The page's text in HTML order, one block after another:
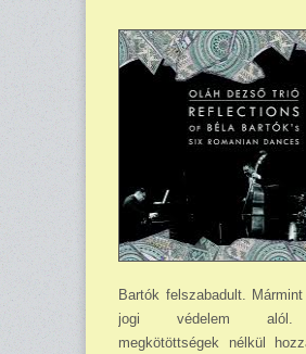
Bartók felszabadult.
jogi védelem alól.
megkötöttségek nélkül